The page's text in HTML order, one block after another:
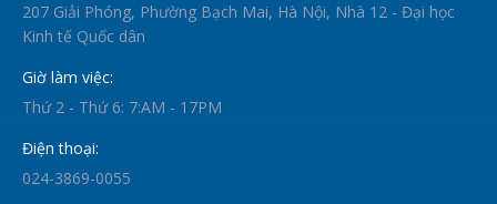
207 Giải Phóng, Phường Bạch Mai, Hà Nội, Nhà 12 - Đại học
Kinh tế Quốc dân
Giờ làm việc:
Thứ 2 - Thứ 6: 7:AM - 17PM
Điện thoại:
024-3869-0055